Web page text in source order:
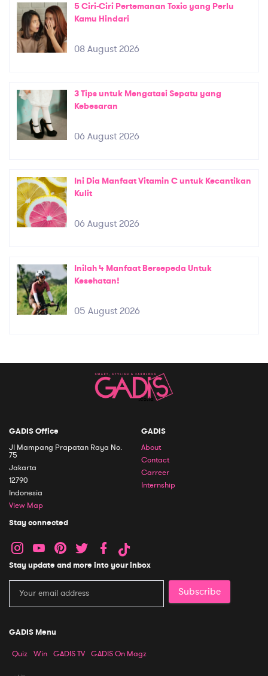
5 Ciri-Ciri Pertemanan Toxic yang Perlu
Kamu Hindari
08 August 2026
3 Tips untuk Mengatasi Sepatu yang
Kebesaran
06 August 2026
Ini Dia Manfaat Vitamin C untuk Kecantikan
Kulit
06 August 2026
Inilah 4 Manfaat Bersepeda Untuk
Kesehatan!
05 August 2026
GADIS Office
Jl Mampang Prapatan Raya No.
75
Jakarta
12790
Indonesia
View Map
GADIS
About
Contact
Carreer
Internship
Stay connected
Stay update and more into your inbox
Subscribe
GADIS Menu
Quiz Win GADIS TV GADIS On Magz